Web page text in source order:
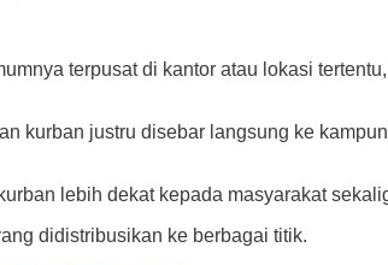
terpusat di kantor atau lokasi
kurban justru disebar langsung ke
lebih dekat kepada masyarakat
didistribusikan ke berbagai titik.